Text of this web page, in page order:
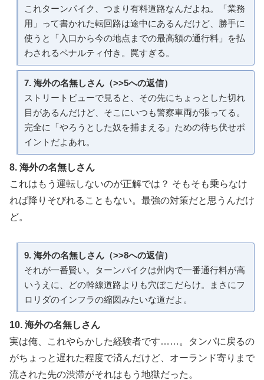
これターンパイク、つまり有料道路なんだよね。「業務
用」って書かれた転回路は途中にあるんだけど、勝手に
使うと「入口から今の地点までの最高額の通行料」を払
わされるペナルティ付き。罠すぎる。
7. 海外の名無しさん（>>5への返信）
ストリートビューで見ると、その先にちょっとした切れ
目があるんだけど、そこにいつも警察車両が張ってる。
完全に「やろうとした奴を捕まえる」ための待ち伏せポ
イントだよあれ。
8. 海外の名無しさん
これはもう運転しないのが正解では？ そもそも乗らなけ
れば降りそびれることもない。最強の対策だと思うんだけ
ど。
9. 海外の名無しさん（>>8への返信）
それが一番賢い。ターンパイクは州内で一番通行料が高
いうえに、どの幹線道路よりも穴ぼこだらけ。まさにフ
ロリダのインフラの縮図みたいな道だよ。
10. 海外の名無しさん
実は俺、これやらかした経験者です……。タンパに戻るの
がちょっと遅れた程度で済んだけど、オーランド寄りまで
流された先の渋滞がそれはもう地獄だった。